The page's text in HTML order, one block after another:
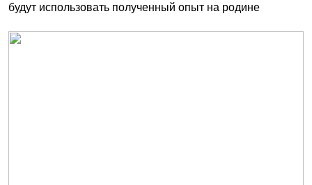
будут использовать полученный опыт на родине